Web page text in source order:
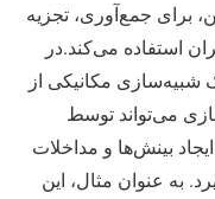
برای جمع‌آوری، تجزیه
استفاده می‌کند.در
شبیه‌سازی مکانیکی از
می‌تواند توسط
بینش‌ها و مداخلات
به عنوان مثال، این